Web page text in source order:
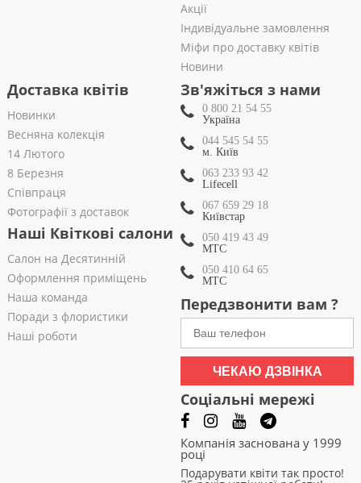
Акції
Індивідуальне замовлення
Міфи про доставку квітів
Новини
Доставка квітів
Новинки
Весняна колекція
14 Лютого
8 Березня
Співпраця
Фотографії з доставок
Наші Квіткові салони
Салон на Десятинній
Оформлення приміщень
Наша команда
Поради з флористики
Наші роботи
Зв'яжіться з нами
0 800 21 54 55
Україна
044 545 54 55
м. Київ
063 233 93 42
Lifecell
067 659 29 18
Київстар
050 419 43 49
МТС
050 410 64 65
МТС
Передзвонити вам ?
ЧЕКАЮ ДЗВІНКА
Соціальні мережі
Компанія заснована у 1999
році
Подарувати квіти так просто!